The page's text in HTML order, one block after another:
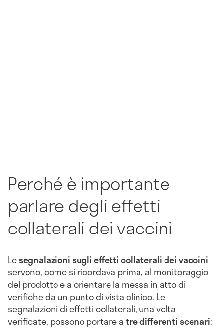
Perché è importante
parlare degli effetti
collaterali dei vaccini
Lesegnalazioni sugli effetti collaterali dei vaccini
servono, come si ricordava prima, al monitoraggio
del prodotto e a orientare la messa in atto di
verifiche da un punto di vista clinico. Le
segnalazioni di effetti collaterali, una volta
verificate, possono portare atre differenti scenari: